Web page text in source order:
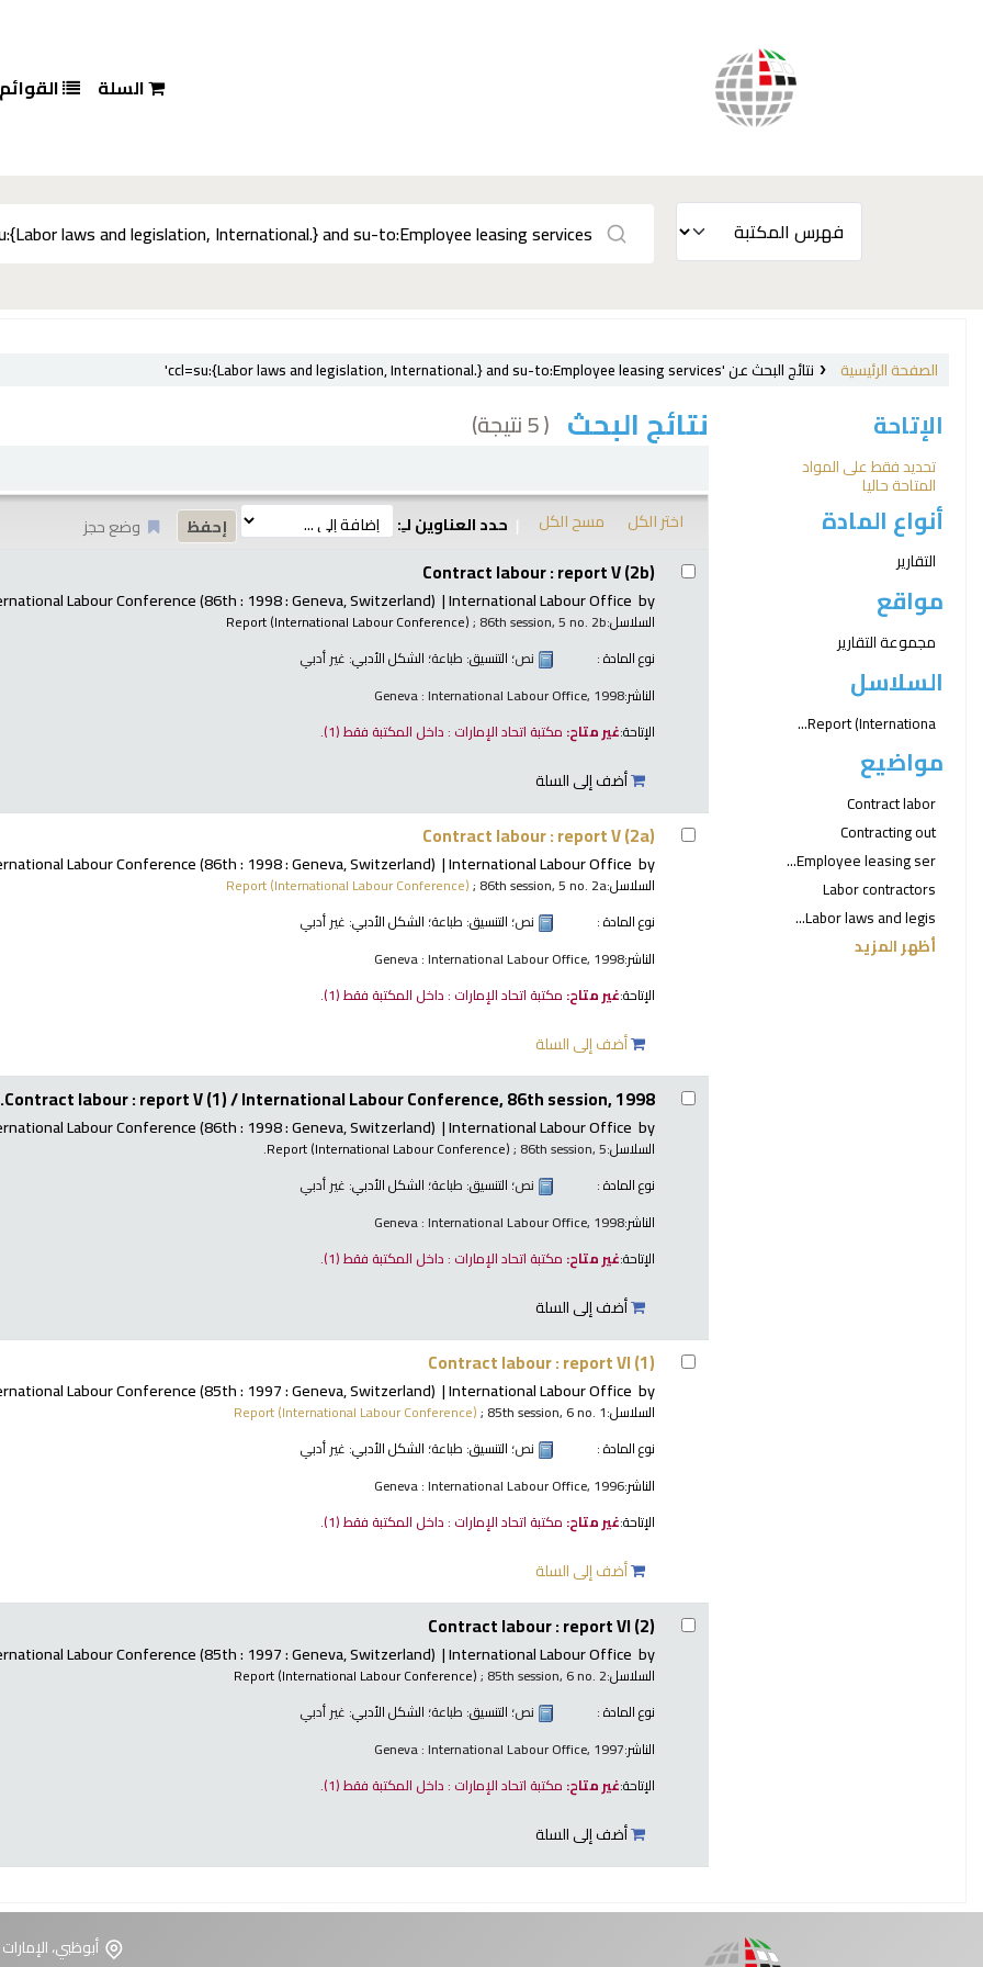
السلة القوائم
الصفحة الرئيسية نتائج البحث عن 'ccl=su:{Labor laws and legislation, International.} and su-to:Employee leasing services'
الإتاحة
تحديد فقط على المواد
المتاحة حاليا
أنواع المادة
التقارير
مواقع
مجموعة التقارير
السلاسل
Report (Internationa...
مواضيع
Contract labor
Contracting out
Employee leasing ser...
Labor contractors
Labor laws and legis...
أظهر المزيد
نتائج البحث ( 5 نتيجة)
اختر الكل مسح الكل حدد العناوين لـِ: وضع حجز
نتائج Contract labour : report V (2b)
by
International Labour Office
Labour Conference(86th : 1998 : Geneva, Switzerland)
السلاسل: Report (International Labour Conference); 86th session, 5 no. 2b
نوع المادة :
نص؛ التنسيق: طباعة؛ الشكل الأدبي: غير أدبي
الناشر:Geneva : International Labour Office, 1998
الإتاحة:غير متاح: مكتبة اتحاد الإمارات : داخل المكتبة فقط(1).
أضف إلى السلة
Contract labour : report V (2a)
by
International Labour Office
Labour Conference(86th : 1998 : Geneva, Switzerland)
السلاسل: Report (International Labour Conference); 86th session, 5 no. 2a
نوع المادة :
نص؛ التنسيق: طباعة؛ الشكل الأدبي: غير أدبي
الناشر:Geneva : International Labour Office, 1998
الإتاحة:غير متاح: مكتبة اتحاد الإمارات : داخل المكتبة فقط(1).
أضف إلى السلة
Contract labour : report V (1) /International Labour Conference, 86th session, 1998.
by
International Labour Office
Labour Conference(86th : 1998 : Geneva, Switzerland)
السلاسل: Report (International Labour Conference); 86th session, 5.
نوع المادة :
نص؛ التنسيق: طباعة؛ الشكل الأدبي: غير أدبي
الناشر:Geneva : International Labour Office, 1998
الإتاحة:غير متاح: مكتبة اتحاد الإمارات : داخل المكتبة فقط(1).
أضف إلى السلة
Contract labour : report VI (1)
by
International Labour Office
Labour Conference(85th : 1997 : Geneva, Switzerland)
السلاسل: Report (International Labour Conference); 85th session, 6 no. 1
نوع المادة :
نص؛ التنسيق: طباعة؛ الشكل الأدبي: غير أدبي
الناشر:Geneva : International Labour Office, 1996
الإتاحة:غير متاح: مكتبة اتحاد الإمارات : داخل المكتبة فقط(1).
أضف إلى السلة
Contract labour : report VI (2)
by
International Labour Office
Labour Conference(85th : 1997 : Geneva, Switzerland)
السلاسل: Report (International Labour Conference); 85th session, 6 no. 2
نوع المادة :
نص؛ التنسيق: طباعة؛ الشكل الأدبي: غير أدبي
الناشر:Geneva : International Labour Office, 1997
الإتاحة:غير متاح: مكتبة اتحاد الإمارات : داخل المكتبة فقط(1).
أضف إلى السلة
أبوظبي،